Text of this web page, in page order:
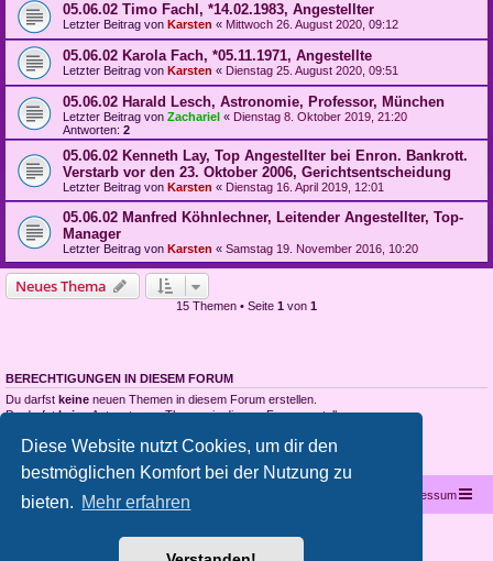
Diese Website nutzt Cookies, um dir den
bestmöglichen Komfort bei der Nutzung zu
bieten. Mehr erfahren
05.06.02 Timo Fachl, *14.02.1983, Angestellter
Letzter Beitrag von Karsten « Mittwoch 26. August 2020, 09:12
05.06.02 Karola Fach, *05.11.1971, Angestellte
Letzter Beitrag von Karsten « Dienstag 25. August 2020, 09:51
05.06.02 Harald Lesch, Astronomie, Professor, München
Letzter Beitrag von Zachariel « Dienstag 8. Oktober 2019, 21:20
Antworten: 2
05.06.02 Kenneth Lay, Top Angestellter bei Enron. Bankrott.
Verstarb vor den 23. Oktober 2006, Gerichtsentscheidung
Letzter Beitrag von Karsten « Dienstag 16. April 2019, 12:01
05.06.02 Manfred Köhnlechner, Leitender Angestellter, Top-
Manager
Letzter Beitrag von Karsten « Samstag 19. November 2016, 10:20
Neues Thema
15 Themen • Seite 1 von 1
BERECHTIGUNGEN IN DIESEM FORUM
Du darfst keine neuen Themen in diesem Forum erstellen.
Du darfstkeineAntworten zu Themen in diesem Forum erstellen.
Du darfst deine Beiträge in diesem Forumnicht löschen.
Startseite Portal Impressum
Powered byphpBB® Forum Software © phpBB Limited